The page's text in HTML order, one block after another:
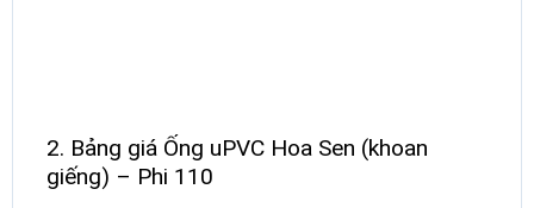
2. Bảng giá Ống uPVC Hoa Sen (khoan
giếng) – Phi 110